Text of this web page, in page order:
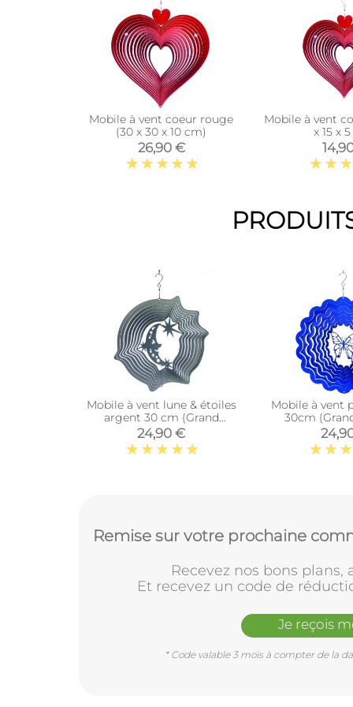
Mobile à vent coeur rouge
(30 x 30 x 10 cm)
26,90 €
Mobile à vent
x 15 x
Mobile à vent lune & étoiles
argent 30 cm (Grand
modèle)
24,90 €
Mobile à vent
30cm
Remise sur votre prochaine
Recevez nos bons
Et recevez un code de
Je reçois
* Code valable 3 mois à compter de la